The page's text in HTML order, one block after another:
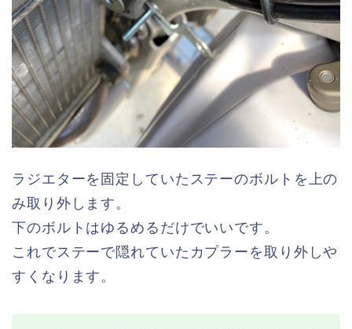
ラジエターを固定していたステーのボルトを上の
み取り外します。
下のボルトはゆるめるだけでいいです。
これでステーで隠れていたカプラーを取り外しや
すくなります。